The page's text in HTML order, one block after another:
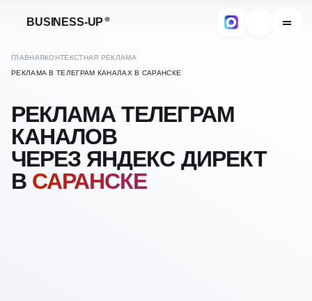
BUSINESS-UP
ГЛАВНАЯКОНТЕКСТНАЯ РЕКЛАМА
РЕКЛАМА В ТЕЛЕГРАМ КАНАЛАХ В САРАНСКЕ
РЕКЛАМА ТЕЛЕГРАМ
КАНАЛОВ
ЧЕРЕЗ ЯНДЕКС ДИРЕКТ
В САРАНСКЕ